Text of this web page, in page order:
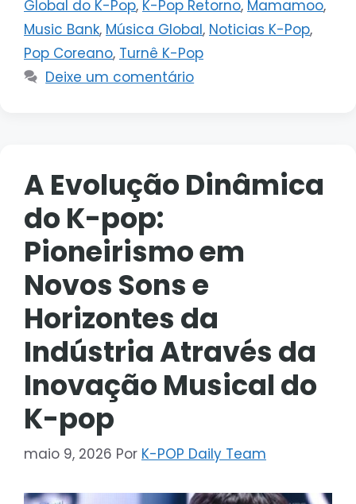
Global do K-Pop, K-Pop Retorno, Mamamoo,
Music Bank, Música Global, Noticias K-Pop,
Pop Coreano, Turnê K-Pop
Deixe um comentário
A Evolução Dinâmica
do K-pop:
Pioneirismo em
Novos Sons e
Horizontes da
Indústria Através da
Inovação Musical do
K-pop
maio 9, 2026 Por K-POP Daily Team